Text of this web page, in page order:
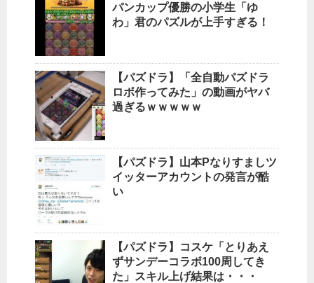
パンカップ優勝の小学生「ゆ
わ」君のパズルが上手すぎる！
【パズドラ】「全自動パズドラ
ロボ作ってみた」の動画がヤバ
過ぎるｗｗｗｗｗ
【パズドラ】山本Pなりすましツ
イッターアカウントの発言が酷
い
【パズドラ】コスケ「とりあえ
ずサンデーコラボ100周してき
た」スキル上げ結果は・・・